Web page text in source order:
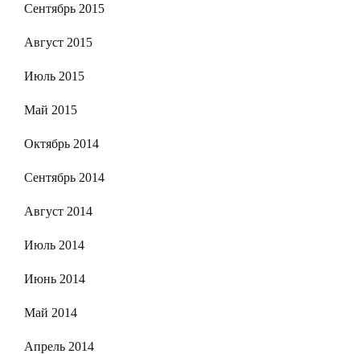
Сентябрь 2015
Август 2015
Июль 2015
Май 2015
Октябрь 2014
Сентябрь 2014
Август 2014
Июль 2014
Июнь 2014
Май 2014
Апрель 2014